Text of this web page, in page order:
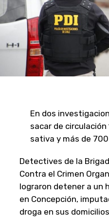
En dos
sacar de
sativa y más de
Detectives de la
Contra el Crimen
lograron detener a un
en Concepción,
droga en sus